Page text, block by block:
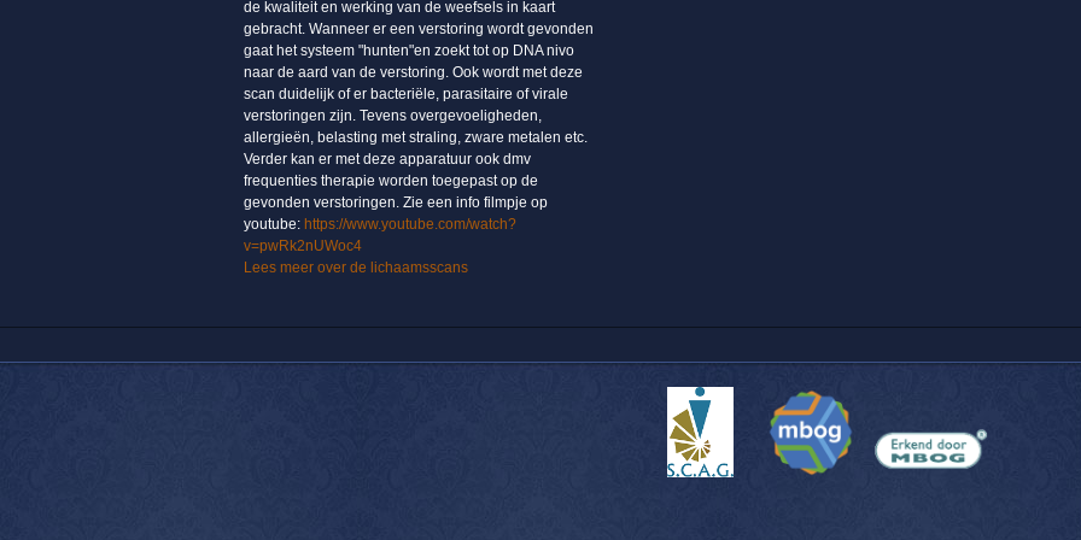
de kwaliteit en werking van de weefsels in kaart
gebracht. Wanneer er een verstoring wordt gevonden
gaat het systeem "hunten"en zoekt tot op DNA nivo
naar de aard van de verstoring. Ook wordt met deze
scan duidelijk of er bacteriële, parasitaire of virale
verstoringen zijn. Tevens overgevoeligheden,
allergieën, belasting met straling, zware metalen etc.
Verder kan er met deze apparatuur ook dmv
frequenties therapie worden toegepast op de
gevonden verstoringen. Zie een info filmpje op
youtube: https://www.youtube.com/watch?
v=pwRk2nUWoc4
Lees meer over de lichaamsscans